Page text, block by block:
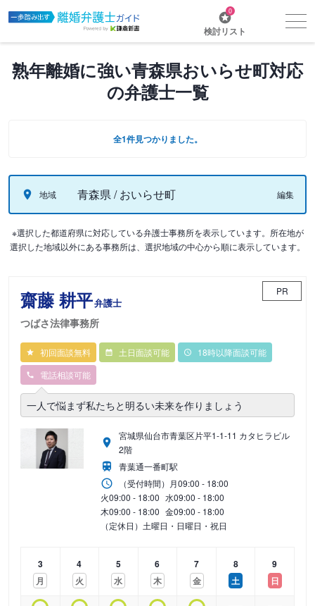
0
検討リスト
熟年離婚に強い青森県おいらせ町対応
の弁護士一覧
全1件見つかりました。
地域 青森県 / おいらせ町 編集
※選択した都道府県に対応している弁護士事務所を表示しています。所在地が
選択した地域以外にある事務所は、選択地域の中心から順に表示しています。
齋藤 耕平弁護士
つばさ法律事務所
PR
初回面談無料 土日面談可能
18時以降面談可能
電話相談可能
一人で悩まず私たちと明るい未来を作りましょう
宮城県仙台市青葉区片平1-1-11 カタヒラビル
2階
青葉通一番町駅
（受付時間） 月09:00 - 18:00
火09:00 - 18:00 水09:00 - 18:00
木09:00 - 18:00 金09:00 - 18:00
（定休日）土曜日・日曜日・祝日
3
月
4
火
5
水
6
木
7
金
8
土
9
日